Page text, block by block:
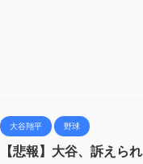
大谷翔平 野球
【悲報】大谷、訴えられ